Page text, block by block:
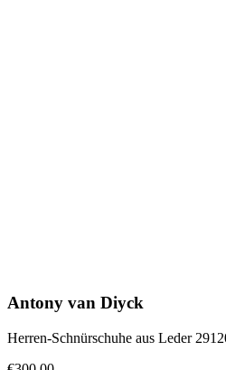
Antony van Diyck
Herren-Schnürschuhe aus Leder